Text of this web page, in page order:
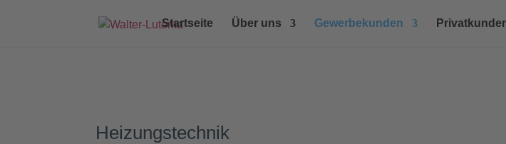
Startseite Über uns Gewerbekunden
Heizungs­technik